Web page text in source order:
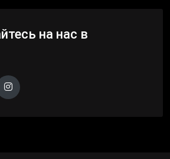
на нас в